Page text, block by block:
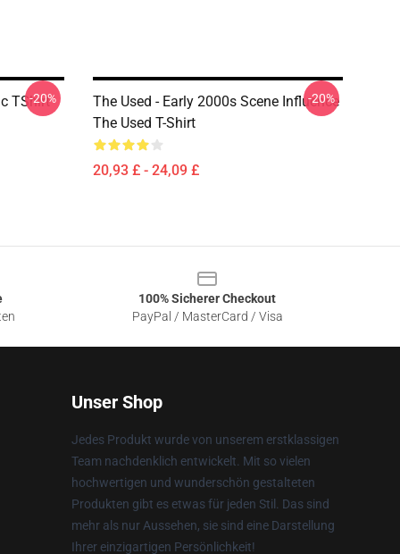
TShirt
-20%
The Used - Early 2000s Scene Influence
The Used T-Shirt
20,93 £ - 24,09 £
-20%
100% Sicherer Checkout
PayPal / MasterCard / Visa
Unser Shop
Jedes Produkt wurde von unserem erstklassigen
Team nachdenklich entwickelt. Mit so vielen
hochwertigen und wunderschön gestalteten
Produkten gibt es etwas für jeden Stil. Das sind
mehr als nur Aussehen, sie sind eine Darstellung
Ihrer einzigartigen Persönlichkeit!